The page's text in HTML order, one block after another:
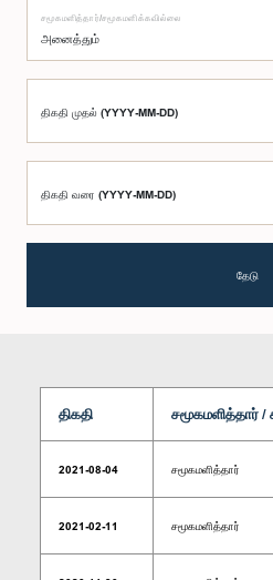
சமூகமளித்தார்/சமூகமளிக்கவில்லை
திகதி முதல் (YYYY-MM-DD)
திகதி வரை (YYYY-MM-DD)
தேடு
திகதி சமூகமளித்தார்
2021-08-04 சமூகமளித்தார்
2021-02-11 சமூகமளித்தார்